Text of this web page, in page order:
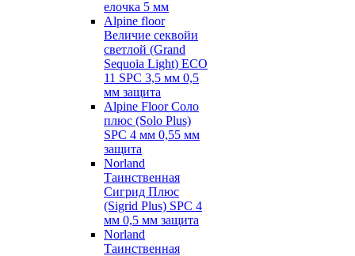
елочка 5 мм
Alpine floor
Величие секвойи
светлой (Grand
Sequoia Light) ECO
11 SPC 3,5 мм 0,5
мм защита
Alpine Floor Соло
плюс (Solo Plus)
SPC 4 мм 0,55 мм
защита
Norland
Таинственная
Сигрид Плюс
(Sigrid Plus) SPC 4
мм 0,5 мм защита
Norland
Таинственная